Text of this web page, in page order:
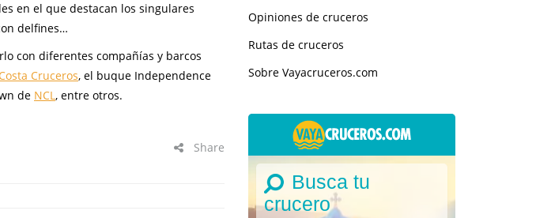
en el que destacan los singulares
delfines…
con diferentes compañías y barcos
Costa Cruceros, el buque Independence
de NCL, entre otros.
Share
Opiniones de cruceros
Rutas de cruceros
Sobre Vayacruceros.com
Busca tu
crucero